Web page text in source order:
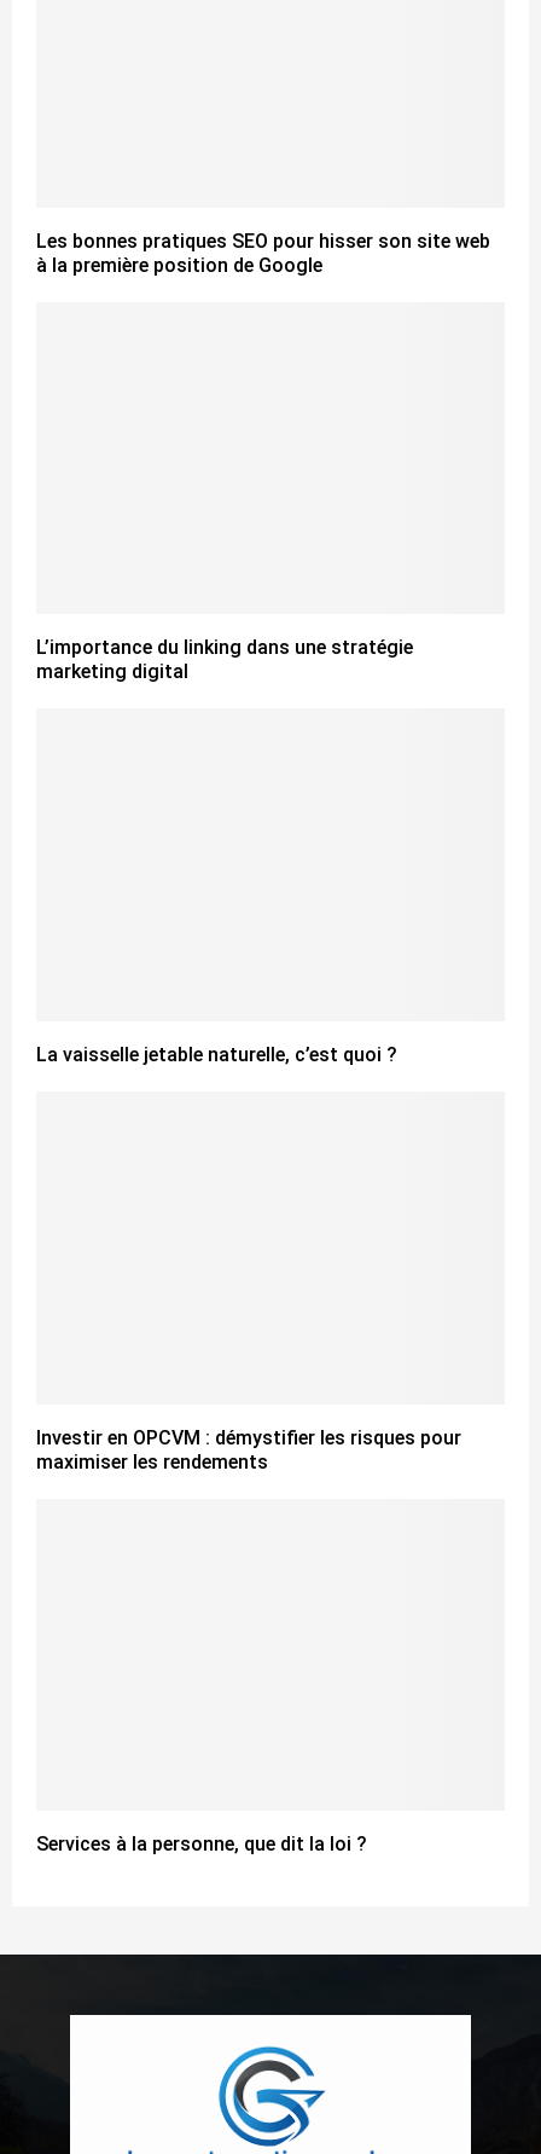
Les bonnes pratiques SEO pour hisser son site web
à la première position de Google
L’importance du linking dans une stratégie
marketing digital
La vaisselle jetable naturelle, c’est quoi ?
Investir en OPCVM : démystifier les risques pour
maximiser les rendements
Services à la personne, que dit la loi ?